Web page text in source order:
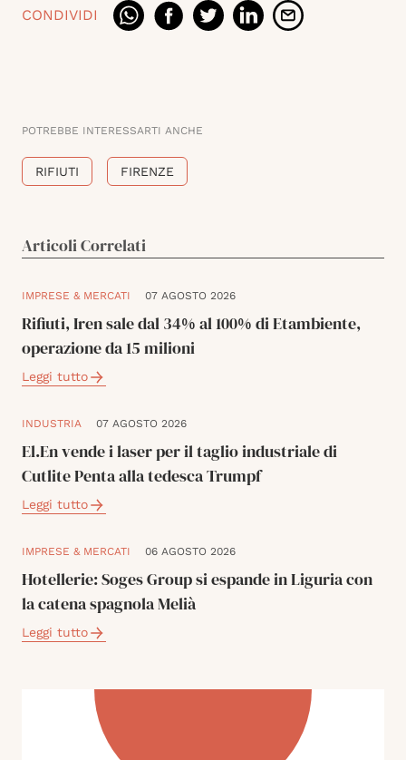
CONDIVIDI
POTREBBE INTERESSARTI ANCHE
RIFIUTI FIRENZE
Articoli Correlati
IMPRESE & MERCATI 07 AGOSTO 2026
Rifiuti, Iren sale dal 34% al 100% di Etambiente,
operazione da 15 milioni
Leggi tutto
INDUSTRIA 07 AGOSTO 2026
El.En vende i laser per il taglio industriale di
Cutlite Penta alla tedesca Trumpf
Leggi tutto
IMPRESE & MERCATI 06 AGOSTO 2026
Hotellerie: Soges Group si espande in Liguria con
la catena spagnola Melià
Leggi tutto